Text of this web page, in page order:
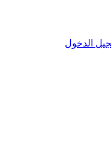
الدخول